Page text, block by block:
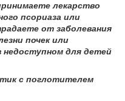
лекарство
псориаза или
от заболевания
почек или
недоступном для детей
с поглотителем